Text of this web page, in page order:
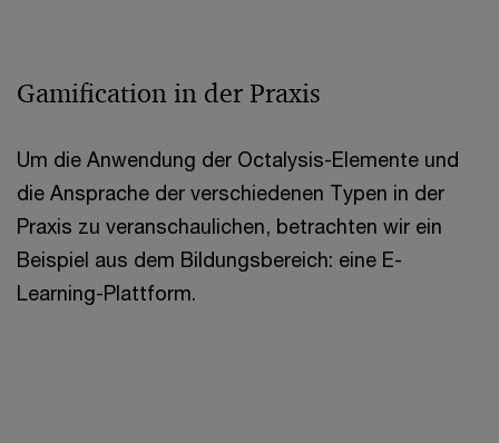
Gamification in der Praxis
Um die Anwendung der Octalysis-Elemente und
die Ansprache der verschiedenen Typen in der
Praxis zu veranschaulichen, betrachten wir ein
Beispiel aus dem Bildungsbereich: eine E-
Learning-Plattform.